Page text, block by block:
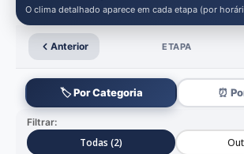
O clima detalhado aparece em cada etapa (por
Anterior ETAPA
🏷️ Por Categoria ⏰
Filtrar:
Todas (2)